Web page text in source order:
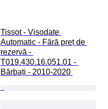
Tissot - Visodate
Automatic - Fără preț de
rezervă -
T019.430.16.051.01 -
Bărbați - 2010-2020